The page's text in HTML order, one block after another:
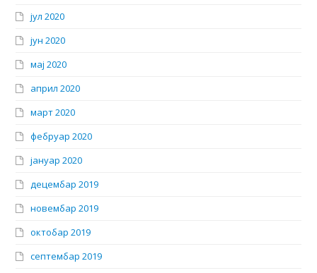
јул 2020
јун 2020
мај 2020
април 2020
март 2020
фебруар 2020
јануар 2020
децембар 2019
новембар 2019
октобар 2019
септембар 2019